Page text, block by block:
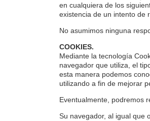
en cualquiera de los
existencia de un intento de
No asumimos ninguna
COOKIES.
Mediante la tecnología
navegador que utiliza, el
esta manera podemos
utilizando a fin de mejorar
Eventualmente, podremos
Su navegador, al igual que